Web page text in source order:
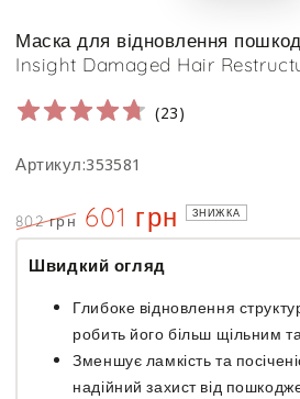
Маска для відновлення
Insight Damaged Hair
(23)
Артикул:353581
Ціна
802 грн
Знижка
601 грн ЗНИЖКА
Швидкий огляд
Глибоке відновлення
робить його більш щільним
Зменшує ламкість та
надійний захист від